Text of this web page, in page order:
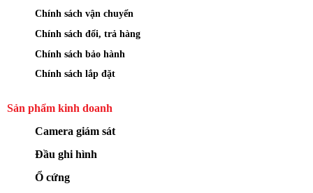
Chính sách vận chuyển
Chính sách đổi, trả hàng
Chính sách bảo hành
Chính sách lắp đặt
Sản phẩm kinh doanh
Camera giám sát
Đầu ghi hình
Ổ cứng